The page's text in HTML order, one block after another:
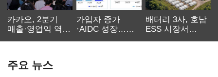
카카오, 2분기
매출·영업익 역대
가입자 증가
·AIDC 성장…
배터리 3사, 호남
ESS 시장서
주요 뉴스